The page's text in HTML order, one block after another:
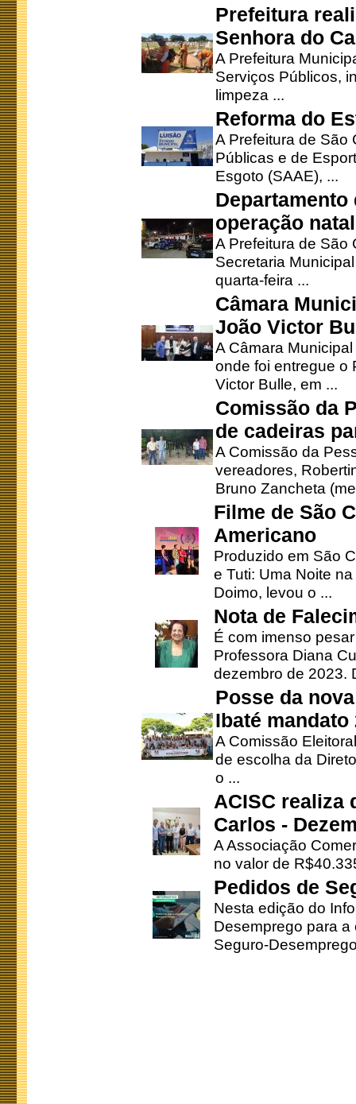
Prefeitura
Senhora do
A Prefeitura
Serviços Públicos,
limpeza ...
Reforma do
A Prefeitura de São
Públicas e de
Esgoto (SAAE), ...
operação
A Prefeitura de São
Secretaria
quarta-feira ...
Câmara
João Victor
A Câmara
onde foi entregue o
Victor Bulle, em ...
Comissão da
de cadeiras
A Comissão da
vereadores,
Bruno Zancheta
Filme de São
Americano
Produzido em São
e Tuti: Uma Noite
Doimo, levou o ...
Nota de
É com imenso
Professora Diana
dezembro de 2023.
Posse da
Ibaté mandato
A Comissão
de escolha da
o ...
ACISC realiza
Carlos -
A Associação
no valor de
Pedidos de
Nesta edição do
Desemprego para
Seguro-